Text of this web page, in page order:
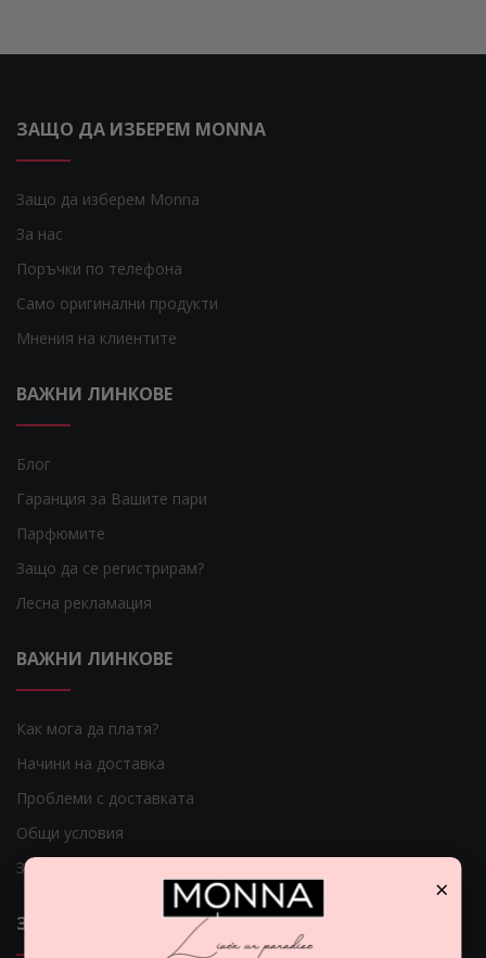
ЗАЩО ДА ИЗБЕРЕМ MONNA
Защо да изберем Monna
За нас
Поръчки по телефона
Само оригинални продукти
Мнения на клиентите
ВАЖНИ ЛИНКОВЕ
Блог
Гаранция за Вашите пари
Парфюмите
Защо да се регистрирам?
Лесна рекламация
ВАЖНИ ЛИНКОВЕ
Как мога да платя?
Начини на доставка
Проблеми с доставката
Общи условия
Защита на личните данни
ЗА НАС
×